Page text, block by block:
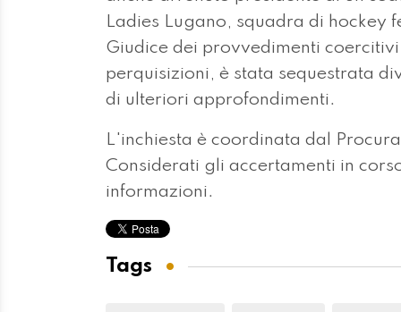
Ladies Lugano, squadra di hockey
Giudice dei provvedimenti
perquisizioni, è stata sequestrata
di ulteriori approfondimenti.
L'inchiesta è coordinata dal
Considerati gli accertamenti in
informazioni.
Tags